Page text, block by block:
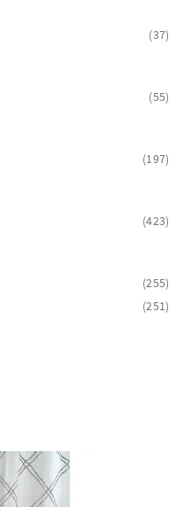
37
55
197
423
255
251